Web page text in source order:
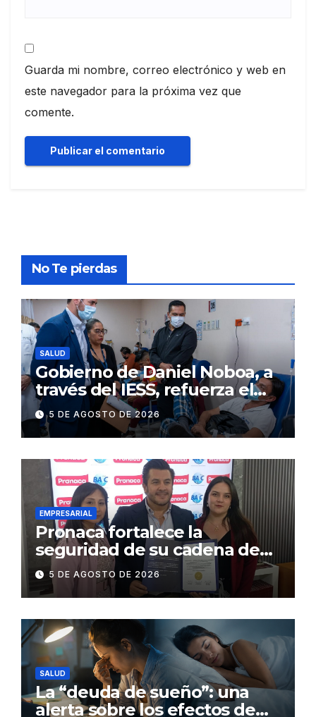
Guarda mi nombre, correo electrónico y web en
este navegador para la próxima vez que
comente.
No Te pierdas
SALUD
Gobierno de Daniel Noboa, a
través del IESS, refuerza el
abastecimiento de insulina
en 86 establecimientos de
salud
5 DE AGOSTO DE 2026
EMPRESARIAL
Pronaca fortalece la
seguridad de su cadena de
suministro con certificación
BASC en dos plantas
5 DE AGOSTO DE 2026
SALUD
La “deuda de sueño”: una
alerta sobre los efectos de